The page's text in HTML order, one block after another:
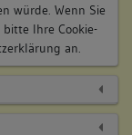
würde. Wenn Sie
Ihre Cookie-
an.